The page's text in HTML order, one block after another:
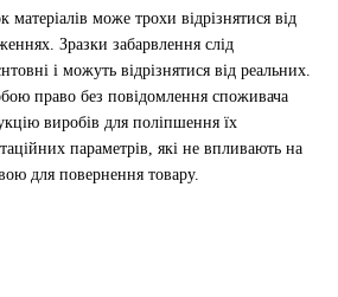
матеріалів може трохи відрізнятися від
Зразки забарвлення слід
і можуть відрізнятися від реальних.
право без повідомлення споживача
виробів для поліпшення їх
параметрів, які не впливають на
для повернення товару.